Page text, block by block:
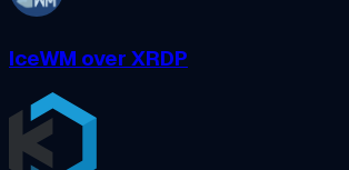
IceWM over XRDP